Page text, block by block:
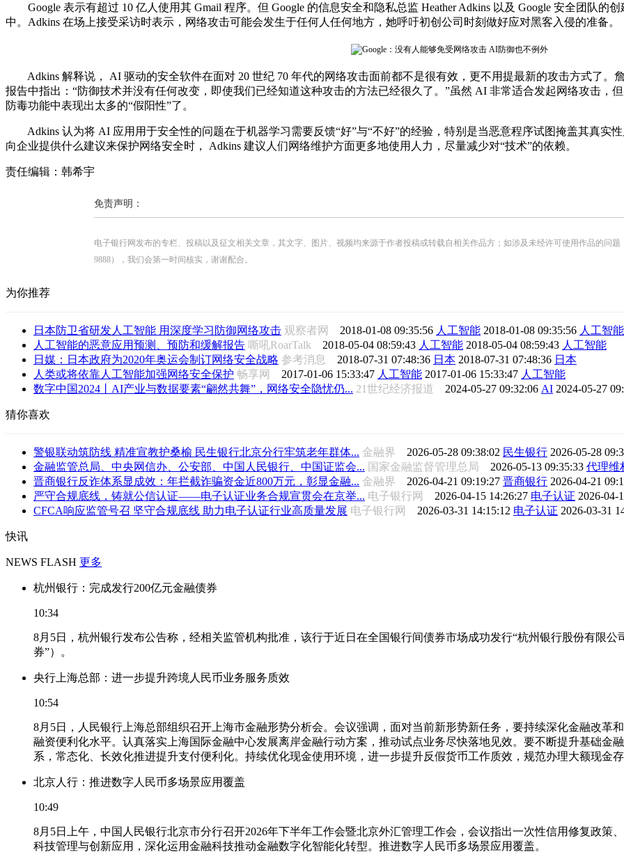
Google 表示有超过 10 亿人使用其 Gmail 程序。但 Google 的信息安全和隐私总监 Heather Adkins 以及 Google 安全团队的
中。Adkins 在场上接受采访时表示，网络攻击可能会发生于任何人任何地方，她呼吁初创公司时刻做好应对黑客入侵的准备。
Adkins 解释说， AI 驱动的安全软件在面对 20 世纪 70 年代的网络攻击面前都不是很有效，更不用提最新的攻击方式了。詹
报告中指出：“防御技术并没有任何改变，即使我们已经知道这种攻击的方法已经很久了。”虽然 AI 非常适合发起网络攻击，
防毒功能中表现出太多的“假阳性”了。
Adkins 认为将 AI 应用用于安全性的问题在于机器学习需要反馈“好”与“不好”的经验，特别是当恶意程序试图掩盖其真实
向企业提供什么建议来保护网络安全时， Adkins 建议人们网络维护方面更多地使用人力，尽量减少对“技术”的依赖。
责任编辑：韩希宇
免责声明：
电子银行网发布的专栏、投稿以及征文相关文章，其文字、图片、视频均来源于作者投稿或转载自相关作品方；如涉及未经许可使用作品的问题
9888），我们会第一时间核实，谢谢配合。
为你推荐
日本防卫省研发人工智能 用深度学习防御网络攻击 观察者网 2018-01-08 09:35:56 人工智能 2018-01-08 09:35:56 人工智能
人工智能的恶意应用预测、预防和缓解报告 嘶吼RoarTalk 2018-05-04 08:59:43 人工智能 2018-05-04 08:59:43 人工智能
日媒：日本政府为2020年奥运会制订网络安全战略 参考消息 2018-07-31 07:48:36 日本 2018-07-31 07:48:36 日本
人类或将依靠人工智能加强网络安全保护 畅享网 2017-01-06 15:33:47 人工智能 2017-01-06 15:33:47 人工智能
数字中国2024丨AI产业与数据要素“翩然共舞”，网络安全隐忧仍... 21世纪经济报道 2024-05-27 09:32:06 AI 2024-05-27
猜你喜欢
警银联动筑防线 精准宣教护桑榆 民生银行北京分行牢筑老年群体... 金融界 2026-05-28 09:38:02 民生银行 2026-05-28
金融监管总局、中央网信办、公安部、中国人民银行、中国证监会... 国家金融监督管理总局 2026-05-13 09:35:33 代理维
晋商银行反诈体系显成效：年拦截诈骗资金近800万元，彰显金融... 金融界 2026-04-21 09:19:27 晋商银行 2026-04-21
严守合规底线，铸就公信认证——电子认证业务合规宣贯会在京举... 电子银行网 2026-04-15 14:26:27 电子认证 2026-04-
CFCA响应监管号召 坚守合规底线 助力电子认证行业高质量发展 电子银行网 2026-03-31 14:15:12 电子认证 2026-03-31
快讯
NEWS FLASH 更多
杭州银行：完成发行200亿元金融债券
10:34
8月5日，杭州银行发布公告称，经相关监管机构批准，该行于近日在全国银行间债券市场成功发行“杭州银行股份有限公
券”）。
央行上海总部：进一步提升跨境人民币业务服务质效
10:54
8月5日，人民银行上海总部组织召开上海市金融形势分析会。会议强调，面对当前新形势新任务，要持续深化金融改革
融资便利化水平。认真落实上海国际金融中心发展离岸金融行动方案，推动试点业务尽快落地见效。要不断提升基础金
系，常态化、长效化推进提升支付便利化。持续优化现金使用环境，进一步提升反假货币工作质效，规范办理大额现金
北京人行：推进数字人民币多场景应用覆盖
10:49
8月5日上午，中国人民银行北京市分行召开2026年下半年工作会暨北京外汇管理工作会，会议指出一次性信用修复政策
科技管理与创新应用，深化运用金融科技推动金融数字化智能化转型。推进数字人民币多场景应用覆盖。